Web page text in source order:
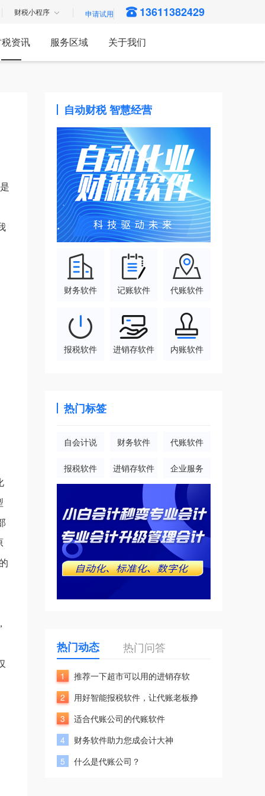
财税小程序 13611382429
资讯 服务区域 关于我们
自动财税 智慧经营
财务软件 记账软件 代账软件
报税软件 进销存软件 内账软件
热门标签
自会计说 财务软件 代账软件
报税软件 进销存软件 企业服务
热门动态 热门问答
1
推荐一下超市可以用的进销存软
2
用好智能报税软件，让代账老板挣
3
适合代账公司的代账软件
4
财务软件助力您成会计大神
5
什么是代账公司？